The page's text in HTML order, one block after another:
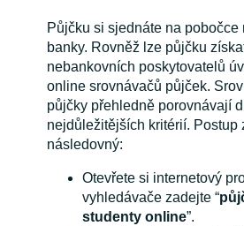
Půjčku si sjednáte na pobočce
banky. Rovněž lze půjčku
nebankovních poskytovatelů
online srovnávačů půjček.
půjčky přehledně porovnávají
nejdůležitějších kritérií. Postup
následovný:
Otevřete si internetový
vyhledávače zadejte “
studenty online”.